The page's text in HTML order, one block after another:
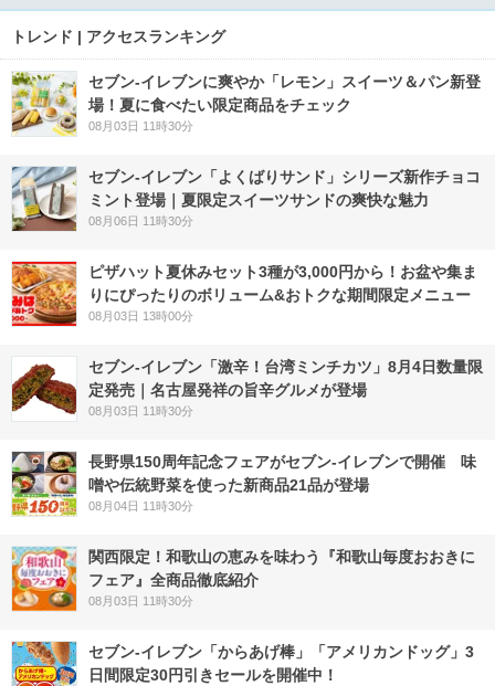
トレンド | アクセスランキング
セブン‐イレブンに爽やか「レモン」スイーツ＆パン新登
場！夏に食べたい限定商品をチェック
08月03日 11時30分
セブン‐イレブン「よくばりサンド」シリーズ新作チョコ
ミント登場｜夏限定スイーツサンドの爽快な魅力
08月06日 11時30分
ピザハット夏休みセット3種が3,000円から！お盆や集ま
りにぴったりのボリューム&おトクな期間限定メニュー
08月03日 13時00分
セブン-イレブン「激辛！台湾ミンチカツ」8月4日数量限
定発売｜名古屋発祥の旨辛グルメが登場
08月03日 11時30分
長野県150周年記念フェアがセブン-イレブンで開催 味
噌や伝統野菜を使った新商品21品が登場
08月04日 11時30分
関西限定！和歌山の恵みを味わう『和歌山毎度おおきに
フェア』全商品徹底紹介
08月03日 11時30分
セブン‐イレブン「からあげ棒」「アメリカンドッグ」3
日間限定30円引きセールを開催中！